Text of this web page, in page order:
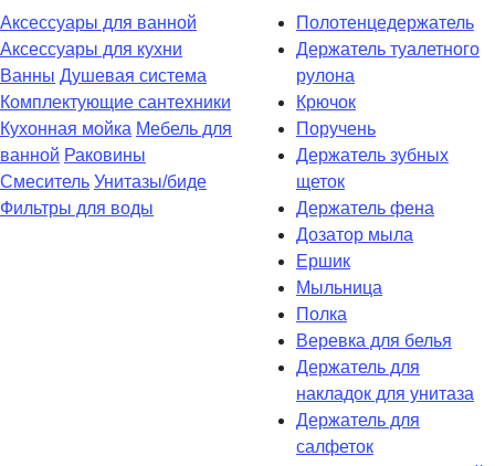
Аксессуары для ванной
Аксессуары для кухни
Ванны Душевая система
Комплектующие сантехники
Кухонная мойка Мебель для
ванной Раковины
Смеситель Унитазы/биде
Фильтры для воды
Полотенцедержатель
Держатель туалетного
рулона
Крючок
Поручень
Держатель зубных
щеток
Держатель фена
Дозатор мыла
Eршик
Мыльница
Полка
Веревка для белья
Держатель для
накладок для унитаза
Держатель для
салфеток